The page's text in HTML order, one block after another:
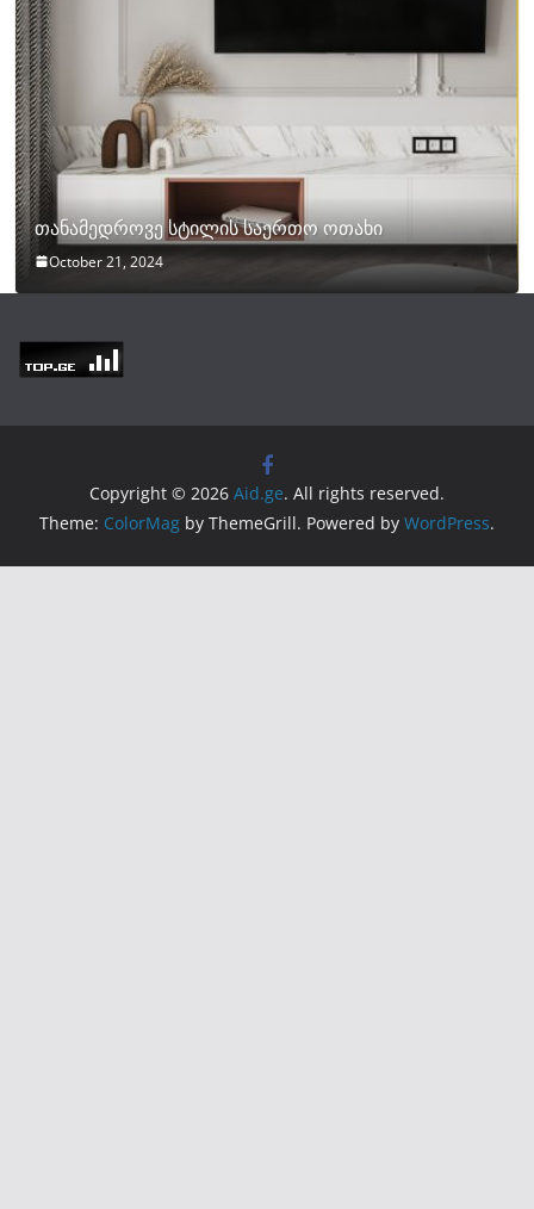
თანამედროვე სტილის საერთო ოთახი
October 21, 2024
Copyright © 2026 Aid.ge. All rights reserved.
Theme: ColorMag by ThemeGrill. Powered by WordPress.